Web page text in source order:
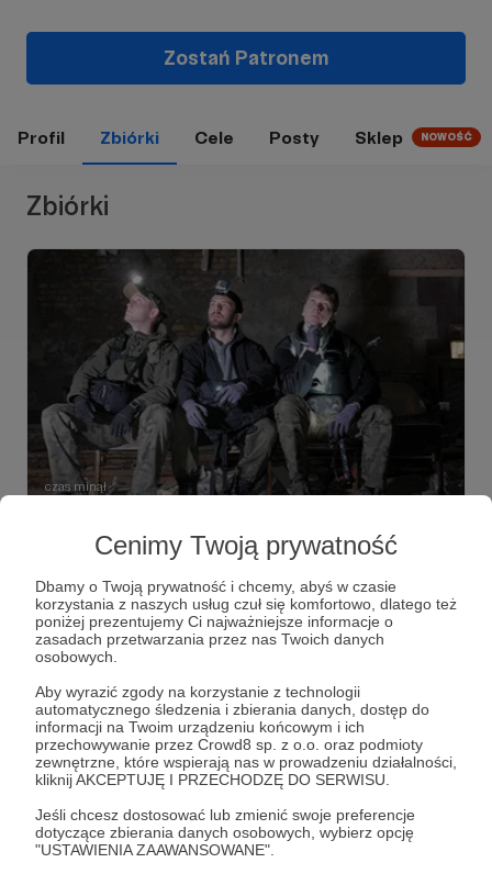
Cenimy Twoją prywatność
Dbamy o Twoją prywatność i chcemy, abyś w czasie
korzystania z naszych usług czuł się komfortowo, dlatego też
poniżej prezentujemy Ci najważniejsze informacje o
zasadach przetwarzania przez nas Twoich danych
osobowych.
Aby wyrazić zgody na korzystanie z technologii
automatycznego śledzenia i zbierania danych, dostęp do
informacji na Twoim urządzeniu końcowym i ich
przechowywanie przez Crowd8 sp. z o.o. oraz podmioty
zewnętrzne, które wspierają nas w prowadzeniu działalności,
kliknij AKCEPTUJĘ I PRZECHODZĘ DO SERWISU.
Jeśli chcesz dostosować lub zmienić swoje preferencje
dotyczące zbierania danych osobowych, wybierz opcję
"USTAWIENIA ZAAWANSOWANE".
Zostań Patronem
Profil Zbiórki Cele Posty Sklep NOWOŚĆ
Zbiórki
czas minął
Urbexowe Wejście Smoka
1%